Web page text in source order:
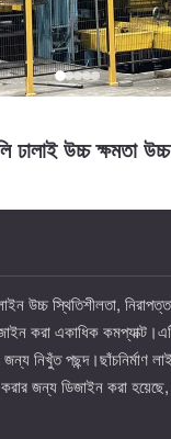
ঢালাই উচ্চ ক্ষমতা উচ্চ
উচ্চ স্থিতিশীলতা,
করা একাধিক
নিখুঁত পছন্দ।ছাঁচনির্মাণ
করার জন্য ডিজাইন করা